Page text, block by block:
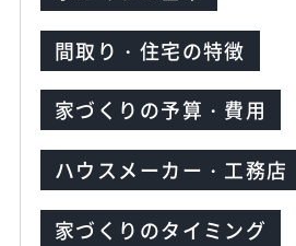
間取り・住宅の特徴
家づくりの予算・費用
ハウスメーカー・工務店
家づくりのタイミング